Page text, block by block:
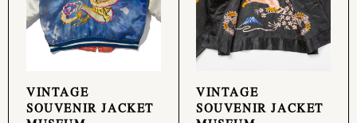
VINTAGE
SOUVENIR JACKET
VINTAGE
SOUVENIR JACKET